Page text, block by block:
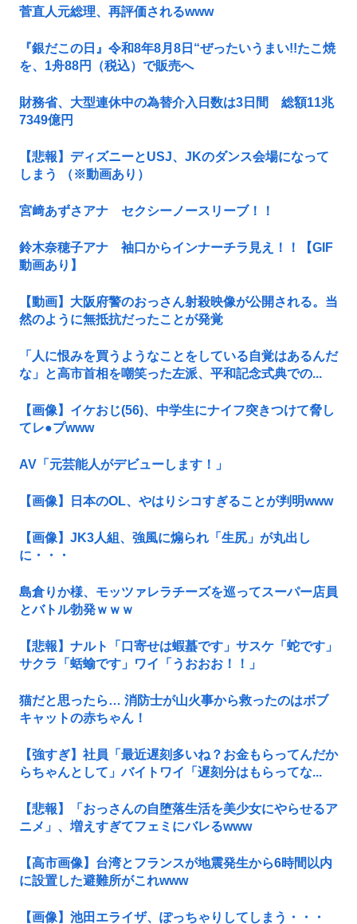
菅直人元総理、再評価されるwww
『銀だこの日』令和8年8月8日“ぜったいうまい!!たこ焼
を、1舟88円（税込）で販売へ
財務省、大型連休中の為替介入日数は3日間 総額11兆
7349億円
【悲報】ディズニーとUSJ、JKのダンス会場になって
しまう （※動画あり）
宮﨑あずさアナ セクシーノースリーブ！！
鈴木奈穂子アナ 袖口からインナーチラ見え！！【GIF
動画あり】
【動画】大阪府警のおっさん射殺映像が公開される。当
然のように無抵抗だったことが発覚
「人に恨みを買うようなことをしている自覚はあるんだ
な」と高市首相を嘲笑った左派、平和記念式典での...
【画像】イケおじ(56)、中学生にナイフ突きつけて脅し
てレ●プwww
AV「元芸能人がデビューします！」
【画像】日本のOL、やはりシコすぎることが判明www
【画像】JK3人組、強風に煽られ「生尻」が丸出し
に・・・
島倉りか様、モッツァレラチーズを巡ってスーパー店員
とバトル勃発ｗｗｗ
【悲報】ナルト「口寄せは蝦蟇です」サスケ「蛇です」
サクラ「蛞蝓です」ワイ「うおおお！！」
猫だと思ったら… 消防士が山火事から救ったのはボブ
キャットの赤ちゃん！
【強すぎ】社員「最近遅刻多いね？お金もらってんだか
らちゃんとして」バイトワイ「遅刻分はもらってな...
【悲報】「おっさんの自堕落生活を美少女にやらせるア
ニメ」、増えすぎてフェミにバレるwww
【高市画像】台湾とフランスが地震発生から6時間以内
に設置した避難所がこれwww
【画像】池田エライザ、ぽっちゃりしてしまう・・・